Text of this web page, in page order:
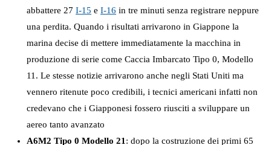
abbattere 27 I-15 e I-16 in tre minuti senza registrare neppure
una perdita. Quando i risultati arrivarono in Giappone la
marina decise di mettere immediatamente la macchina in
produzione di serie come Caccia Imbarcato Tipo 0, Modello
11. Le stesse notizie arrivarono anche negli Stati Uniti ma
vennero ritenute poco credibili, i tecnici americani infatti non
credevano che i Giapponesi fossero riusciti a sviluppare un
aereo tanto avanzato
A6M2 Tipo 0 Modello 21: dopo la costruzione dei primi 65